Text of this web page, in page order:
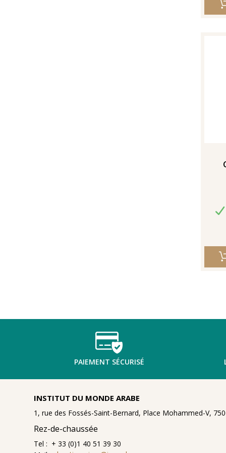
PAIEMENT SÉCURISÉ
INSTITUT DU MONDE ARABE
1, rue des Fossés-Saint-Bernard, Place Mohammed-V,
Rez-de-chaussée
Tel : + 33 (0)1 40 51 39 30